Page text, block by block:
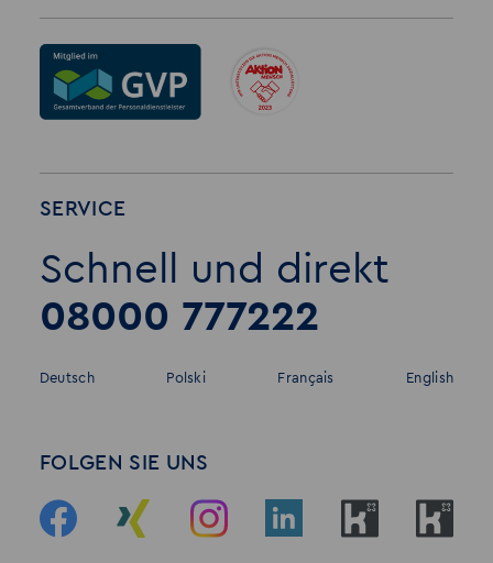
SERVICE
Schnell und direkt
08000 777222
Deutsch Polski Français English
FOLGEN SIE UNS